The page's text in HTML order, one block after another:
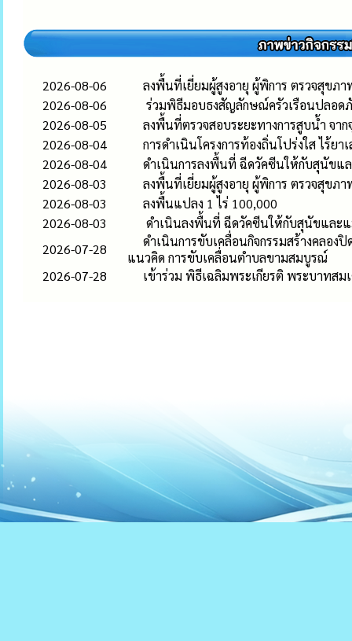
2026-08-06
ลงพื้นที่เยี่ยมผู้สูงอายุ ผู้พิการ ตรวจสุขภ
2026-08-06
ร่วมพิธีมอบธงสัญลักษณ์ครัวเรือนปลอด
2026-08-05
ลงพื้นที่ตรวจสอบระยะทางการสูบน้ำ จ
2026-08-04
การดำเนินโครงการท้องถิ่นโปร่งใส ไร้ยา
2026-08-04
ดำเนินการลงพื้นที่ ฉีดวัคซีนให้กับสุนัขแ
2026-08-03
ลงพื้นที่เยี่ยมผู้สูงอายุ ผู้พิการ ตรวจสุขภ
2026-08-03
ลงพื้นแปลง 1 ไร่ 100,000
2026-08-03
ดำเนินลงพื้นที่ ฉีดวัคซีนให้กับสุนัขและ
2026-07-28
ดำเนินการขับเคลื่อนกิจกรรมสร้างคลอง
แนวคิด การขับเคลื่อนตำบลขามสมบูรณ์
2026-07-28
เข้าร่วม พิธีเฉลิมพระเกียรติ พระบาทส